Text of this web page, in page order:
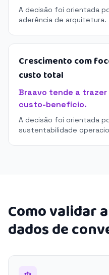
A decisão foi orientada
aderência de arquitetura.
Crescimento com
custo total
Braavo tende a trazer
custo-benefício.
A decisão foi orientada
sustentabilidade
Como validar
dados de